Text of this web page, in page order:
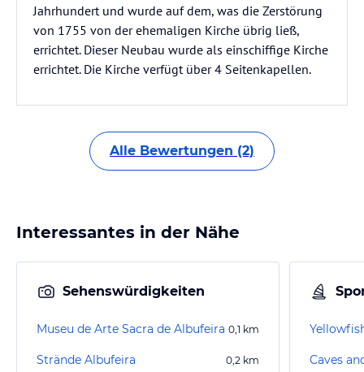
Jahrhundert und wurde auf dem, was die Zerstörung
von 1755 von der ehemaligen Kirche übrig ließ,
errichtet. Dieser Neubau wurde als einschiffige Kirche
errichtet. Die Kirche verfügt über 4 Seitenkapellen.
Alle Bewertungen (2)
Interessantes in der Nähe
Sehenswürdigkeiten
Museu de Arte Sacra de Albufeira 0,1 km
Strände Albufeira 0,2 km Caves